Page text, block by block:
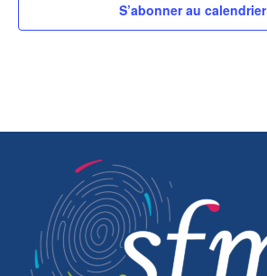
S’abonner au calendrier